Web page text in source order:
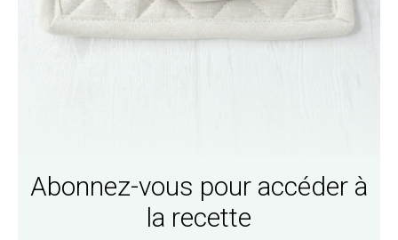
Abonnez-vous pour accéder à
la recette